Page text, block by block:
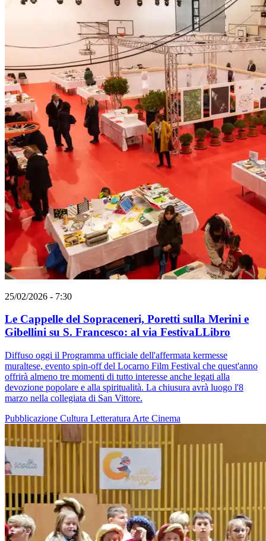
25/02/2026 - 7:30
Le Cappelle del Sopraceneri, Poretti sulla Merini e
Gibellini su S. Francesco: al via FestivaLLibro
Diffuso oggi il Programma ufficiale dell'affermata kermesse
muraltese, evento spin-off del Locarno Film Festival che quest'anno
offrirà almeno tre momenti di tutto interesse anche legati alla
devozione popolare e alla spiritualità. La chiusura avrà luogo l'8
marzo nella collegiata di San Vittore.
Pubblicazione Cultura Letteratura Arte Cinema